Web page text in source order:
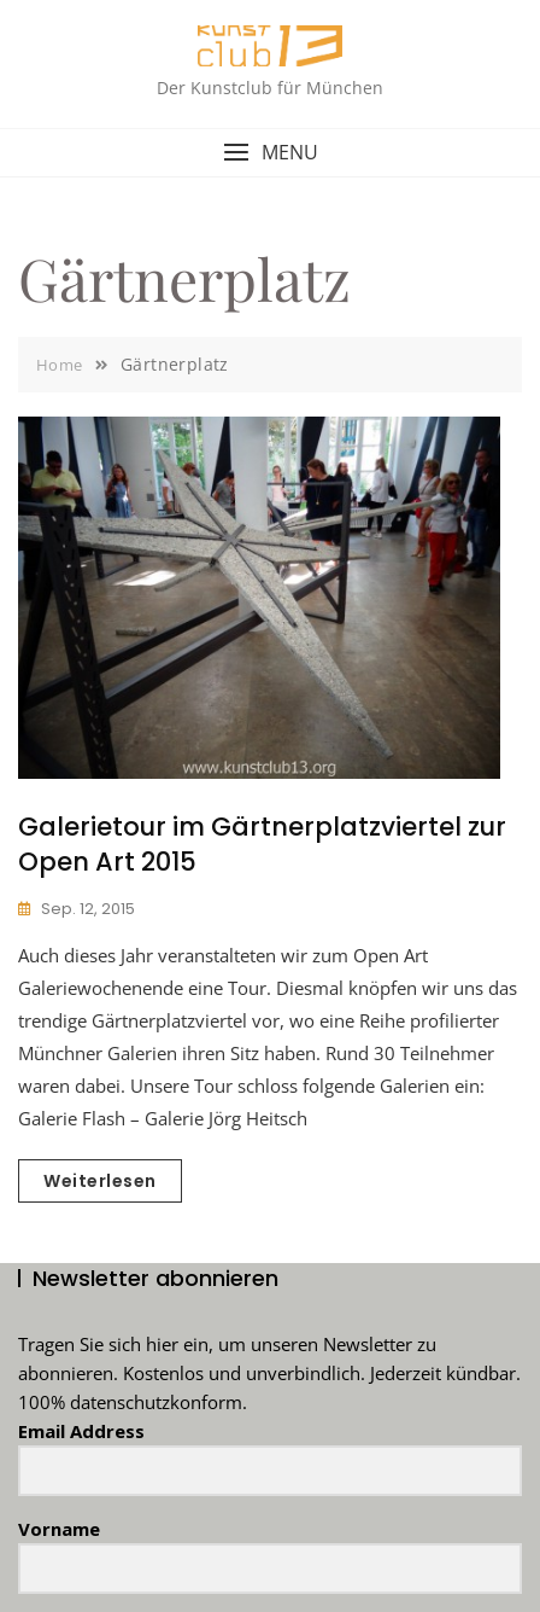
Der Kunstclub für München
MENU
Gärtnerplatz
Home Gärtnerplatz
Galerietour im Gärtnerplatzviertel zur
Open Art 2015
Sep. 12, 2015
Auch dieses Jahr veranstalteten wir zum Open Art
Galeriewochenende eine Tour. Diesmal knöpfen wir uns das
trendige Gärtnerplatzviertel vor, wo eine Reihe profilierter
Münchner Galerien ihren Sitz haben. Rund 30 Teilnehmer
waren dabei. Unsere Tour schloss folgende Galerien ein:
Galerie Flash – Galerie Jörg Heitsch
Weiterlesen
Newsletter abonnieren
Tragen Sie sich hier ein, um unseren Newsletter zu
abonnieren. Kostenlos und unverbindlich. Jederzeit kündbar.
100% datenschutzkonform.
Email Address
Vorname